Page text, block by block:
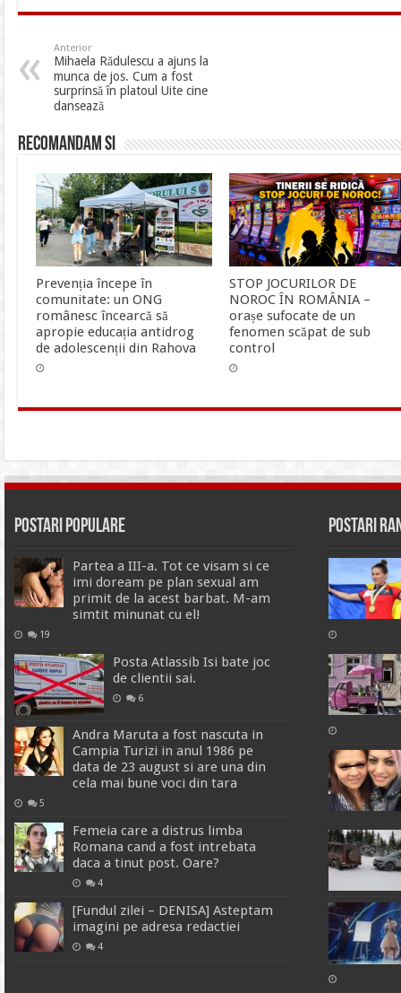
Anterior
Mihaela Rădulescu a ajuns la
munca de jos. Cum a fost
surprinsă în platoul Uite cine
dansează
Recomandam si
Prevenția începe în
comunitate: un ONG
românesc încearcă să
apropie educația antidrog
de adolescenții din Rahova
STOP JOCURILOR DE
NOROC ÎN ROMÂNIA –
orașe sufocate de un
fenomen scăpat de sub
control
Postari Populare
Partea a III-a. Tot ce visam si ce
imi doream pe plan sexual am
primit de la acest barbat. M-am
simtit minunat cu el!
19
Posta Atlassib Isi bate joc
de clientii sai.
6
Andra Maruta a fost nascuta in
Campia Turizi in anul 1986 pe
data de 23 august si are una din
cela mai bune voci din tara
5
Femeia care a distrus limba
Romana cand a fost intrebata
daca a tinut post. Oare?
4
[Fundul zilei – DENISA] Asteptam
imagini pe adresa redactiei
4
Postari